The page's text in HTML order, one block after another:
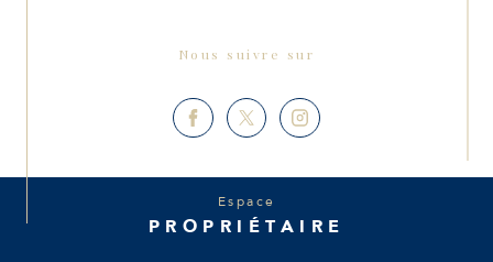
Nous suivre sur
Espace
PROPRIÉTAIRE